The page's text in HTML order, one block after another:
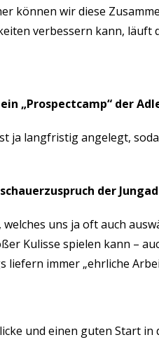
können wir diese
verbessern kann,
„Prospectcamp“ der
ja langfristig angelegt,
der
uns ja oft auch
Kulisse spielen kann –
liefern immer „ehrliche
und einen guten Start in